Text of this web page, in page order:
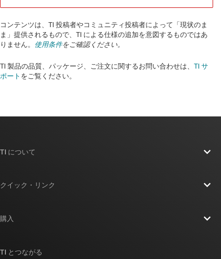
コンテンツは、TI 投稿者やコミュニティ投稿者によって「現状のま
ま」提供されるもので、TI による仕様の追加を意図するものではあ
りません。 使用条件をご確認ください。
TI 製品の品質、パッケージ、ご注文に関するお問い合わせは、 TI サ
ポート をご覧ください。​​​​​​​​​​​​​​
TI について
クイック・リンク
クロスリファレンス検索
購入
TI とつながる